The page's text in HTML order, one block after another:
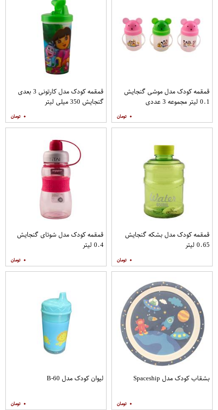
قمقمه کودک مدل موشی گنجایش
0.1 لیتر مجموعه 3 عددی
۰
قمقمه کودک مدل کارتونی 3 بعدی
گنجایش 350 میلی لیتر
۰
قمقمه کودک مدل بشکه گنجایش
0.65 لیتر
۰
قمقمه کودک مدل شوتای گنجایش
0.4 لیتر
۰
بشقاب کودک مدل Spaceship
۰
لیوان کودک مدل B-60
۰